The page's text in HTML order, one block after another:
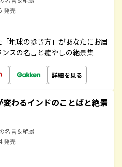
発売
地球の歩き方」があなたにお届
スの名言と癒やしの絶景集
詳細を見る
変わるインドのことばと絶景
名言＆絶景
発売